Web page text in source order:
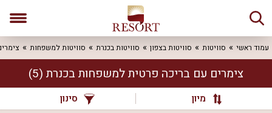
עמוד ראשי סוויטות סוויטות בצפון סוויטות בכנרת סוויטות למשפחות
צימרים עם בריכה פרטית למשפחות בכנרת (5)
מיון סינון